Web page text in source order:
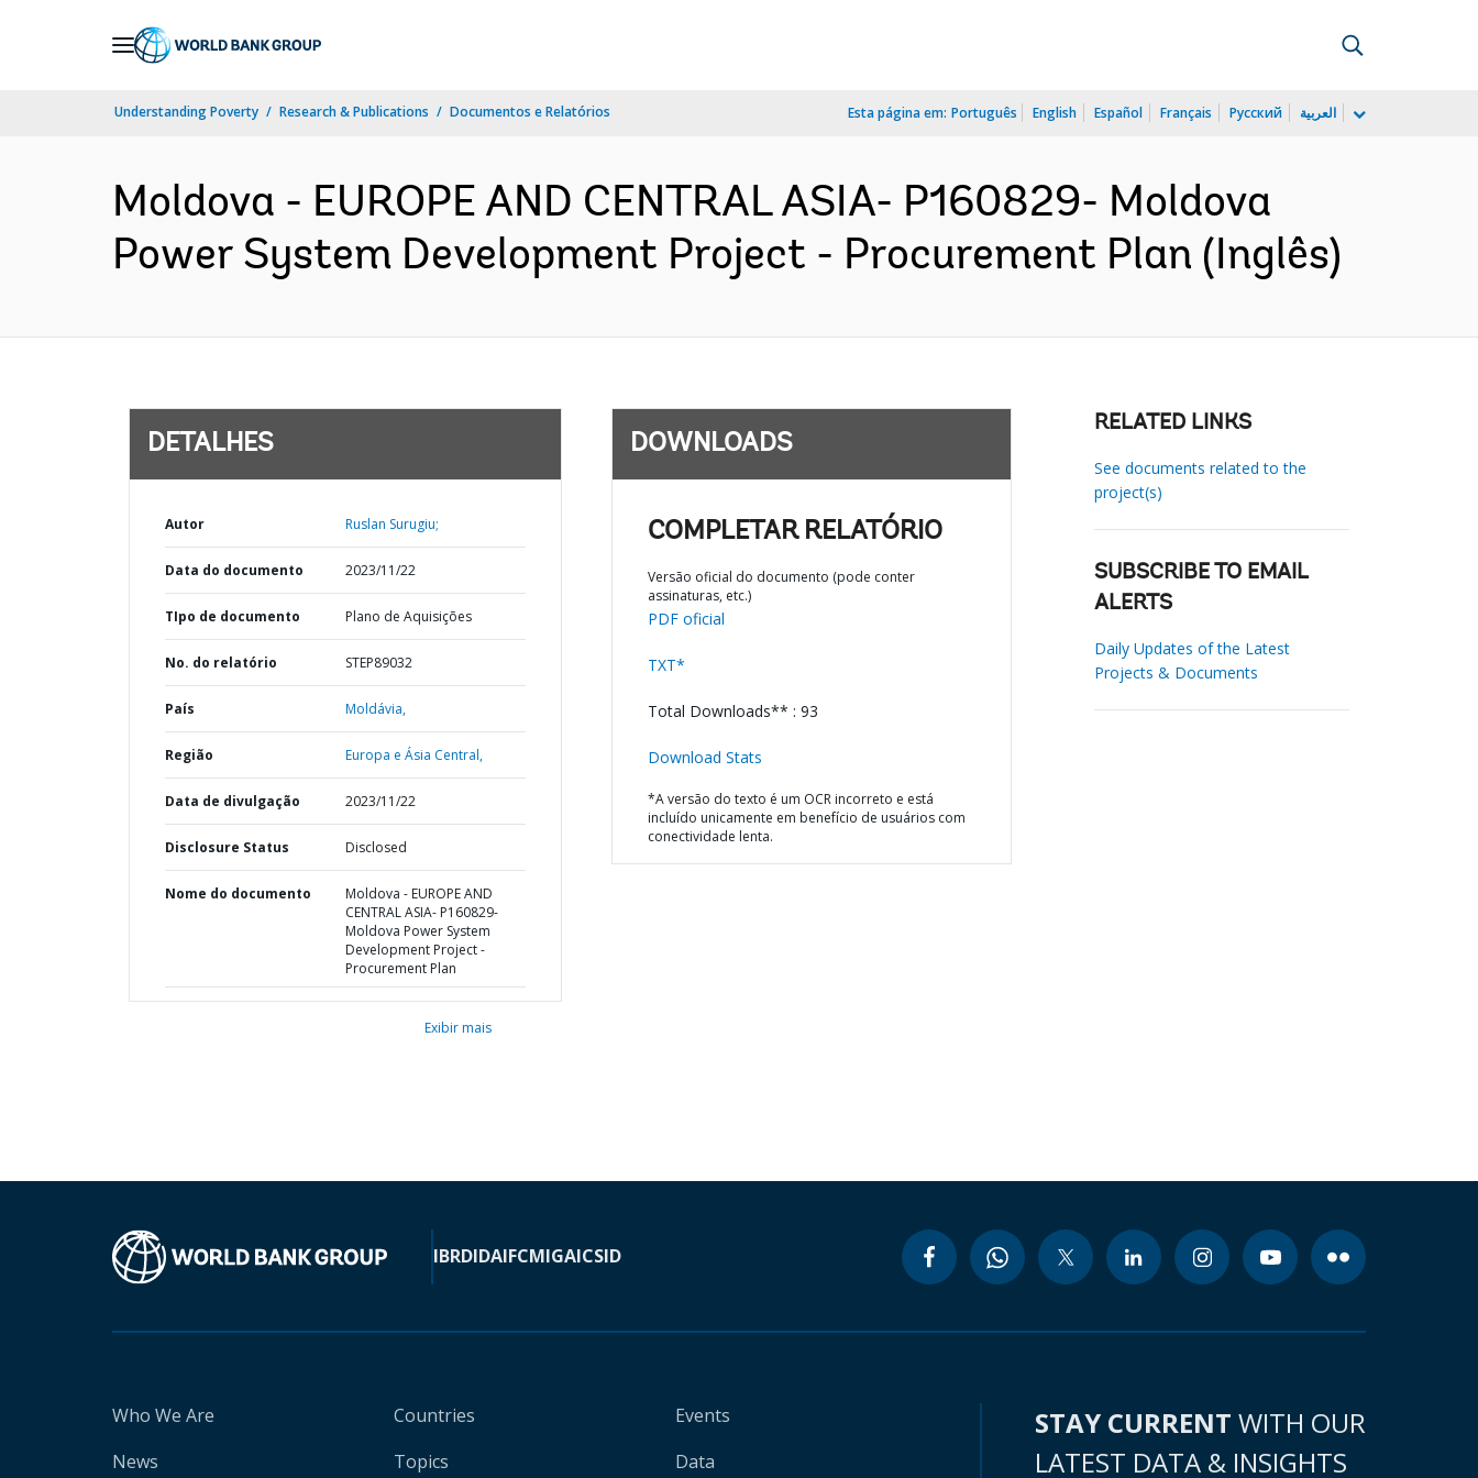
Understanding Poverty Research & Publications Documentos e Relatórios Esta página em: Português English Español Français Русский العربية
Moldova - EUROPE AND CENTRAL ASIA- P160829- Moldova
Power System Development Project - Procurement Plan (Inglês)
DETALHES
Autor Ruslan Surugiu;
Data do documento 2023/11/22
TIpo de documento Plano de Aquisições
No. do relatório STEP89032
País Moldávia,
Região Europa e Ásia Central,
Data de divulgação 2023/11/22
Disclosure Status Disclosed
Nome do documento
Moldova - EUROPE AND
CENTRAL ASIA- P160829-
Moldova Power System
Development Project -
Procurement Plan
Exibir mais
DOWNLOADS
COMPLETAR RELATÓRIO
Versão oficial do documento (pode conter
assinaturas, etc.)
PDF oficial
TXT*
Total Downloads** : 93
Download Stats
*A versão do texto é um OCR incorreto e está
incluído unicamente em benefício de usuários com
conectividade lenta.
RELATED LINKS
See documents related to the
project(s)
SUBSCRIBE TO EMAIL
ALERTS
Daily Updates of the Latest
Projects & Documents
IBRDIDAIFCMIGAICSID
Who We Are
News
Countries
Topics
Events
Data
STAY CURRENT WITH OUR
LATEST DATA & INSIGHTS